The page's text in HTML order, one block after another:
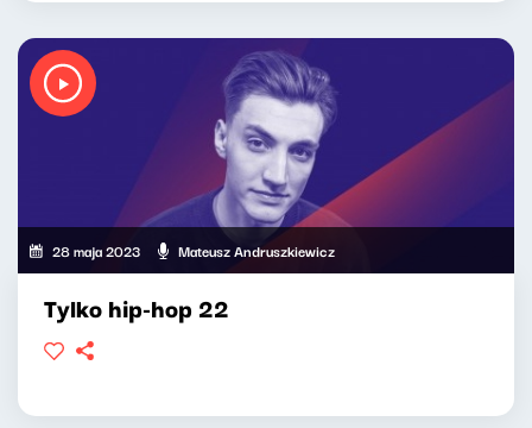
28 maja 2023 Mateusz Andruszkiewicz
Tylko hip-hop 22